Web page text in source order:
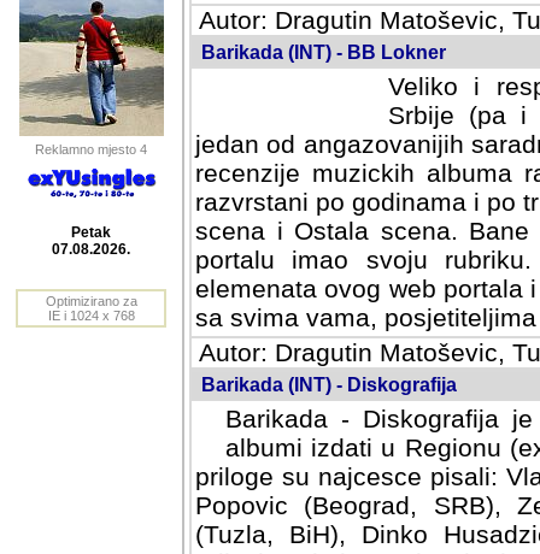
Reklamno mjesto 4
Autor: Dragutin Matoševic,
Barikada (INT) - BB Lokner
Veliko i
Srbije (pa i
jedan od angazovanijih
recenzije muzickih albuma
razvrstani po godinama i po
scena i Ostala scena.
portalu imao svoju
elemenata ovog web portala
sa svima vama,
Autor: Dragutin Matoševic,
Barikada (INT) - Diskografija
Barikada - Diskografija
albumi izdati u Regionu
priloge su najcesce pisali:
Popovic (Beograd, SRB),
(Tuzla, BiH), Dinko